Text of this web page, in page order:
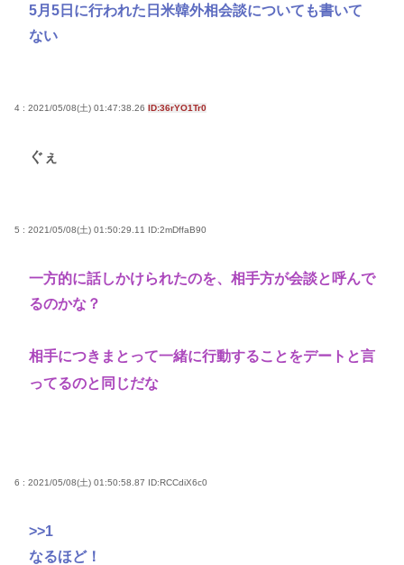
5月5日に行われた日米韓外相会談についても書いて
ない
4 : 2021/05/08(土) 01:47:38.26 ID:36rYO1Tr0
ぐぇ
5 : 2021/05/08(土) 01:50:29.11 ID:2mDffaB90
一方的に話しかけられたのを、相手方が会談と呼んで
るのかな？
相手につきまとって一緒に行動することをデートと言
ってるのと同じだな
6 : 2021/05/08(土) 01:50:58.87 ID:RCCdiX6c0
>>1
なるほど！